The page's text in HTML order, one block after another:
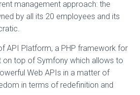
management approach: the
by all its 20 employees and its
API Platform, a PHP framework for
on top of Symfony which allows to
Web APIs in a matter of
in terms of redefinition and